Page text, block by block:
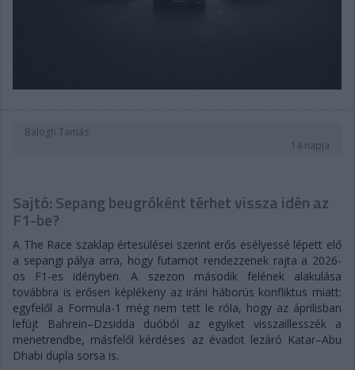
Balogh Tamás
14 napja
Sajtó: Sepang beugróként térhet vissza idén az
F1-be?
A The Race szaklap értesülései szerint erős esélyessé lépett elő
a sepangi pálya arra, hogy futamot rendezzenek rajta a 2026-
os F1-es idényben. A szezon második felének alakulása
továbbra is erősen képlékeny az iráni háborús konfliktus miatt:
egyfelől a Formula-1 még nem tett le róla, hogy az áprilisban
lefújt Bahrein–Dzsidda duóból az egyiket visszaillesszék a
menetrendbe, másfelől kérdéses az évadot lezáró Katar–Abu
Dhabi dupla sorsa is.